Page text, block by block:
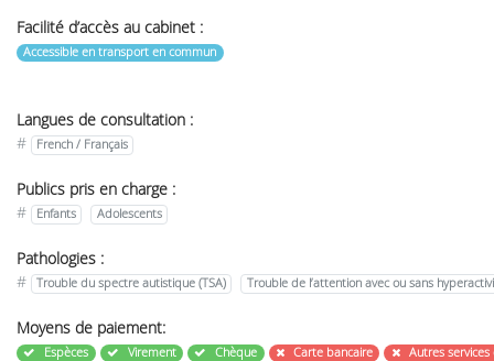
Facilité d’accès au cabinet :
Accessible en transport en commun
Langues de consultation :
#
French / Français
Publics pris en charge :
#
Enfants Adolescents
Pathologies :
#
Trouble du spectre autistique (TSA) Trouble de l’attention avec ou sans
Moyens de paiement:
Espèces Virement Chèque Carte bancaire Autres